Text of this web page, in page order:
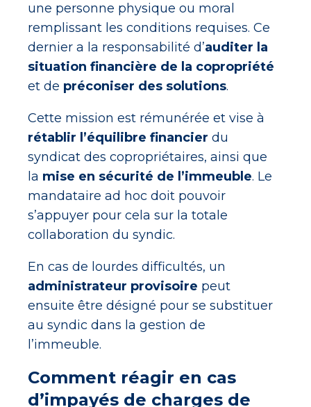
une personne physique ou moral
remplissant les conditions requises. Ce
dernier a la responsabilité d’auditer la
situation financière de la copropriété
et de préconiser des solutions.
Cette mission est rémunérée et vise à
rétablir l’équilibre financier du
syndicat des copropriétaires, ainsi que
la mise en sécurité de l’immeuble. Le
mandataire ad hoc doit pouvoir
s’appuyer pour cela sur la totale
collaboration du syndic.
En cas de lourdes difficultés, un
administrateur provisoire peut
ensuite être désigné pour se substituer
au syndic dans la gestion de
l’immeuble.
Comment réagir en cas
d’impayés de charges de